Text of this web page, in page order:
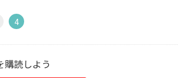
4
購読しよう